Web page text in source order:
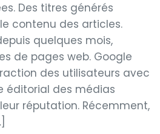
Des titres générés
contenu des articles.
quelques mois,
de pages web. Google
des utilisateurs avec
éditorial des médias
réputation. Récemment,